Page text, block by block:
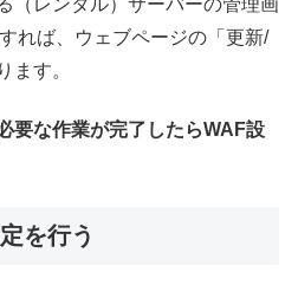
れば、ウェブページの「更新/
ます。
要な作業が完了したらWAF設
を行う